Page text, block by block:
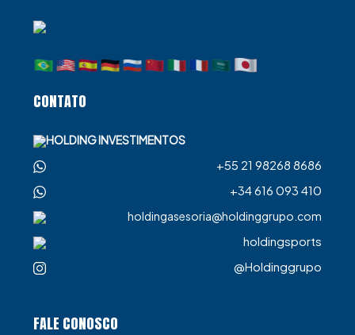
CONTATO
HOLDING INVESTIMENTOS
+55 21 98268 8686
+34 616 093 410
holdingasesoria@holdinggrupo.com
holdingsports
@Holdinggrupo
FALE CONOSCO